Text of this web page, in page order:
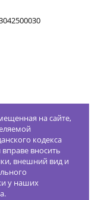
на сайте,
кодекса
вносить
внешний вид и
у наших